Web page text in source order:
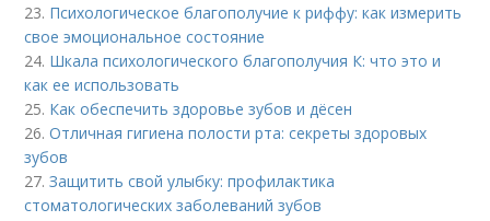
23. Психологическое благополучие к риффу: как измерить
свое эмоциональное состояние
24. Шкала психологического благополучия К: что это и
как ее использовать
25. Как обеспечить здоровье зубов и дёсен
26.Отличная гигиена полости рта: секреты здоровых
зубов
27.Защитить свой улыбку: профилактика
стоматологических заболеваний зубов